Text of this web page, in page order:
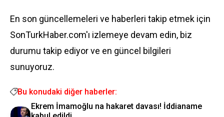
En son güncellemeleri ve haberleri takip etmek için
SonTurkHaber.com'ı izlemeye devam edin, biz
durumu takip ediyor ve en güncel bilgileri
sunuyoruz.
Bu konudaki diğer haberler:
Ekrem İmamoğlu na hakaret davası! İddianame